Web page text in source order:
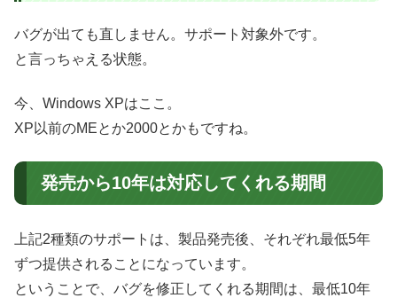
バグが出ても直しません。サポート対象外です。
と言っちゃえる状態。
今、Windows XPはここ。
XP以前のMEとか2000とかもですね。
発売から10年は対応してくれる期間
上記2種類のサポートは、製品発売後、それぞれ最低5年
ずつ提供されることになっています。
ということで、バグを修正してくれる期間は、最低10年